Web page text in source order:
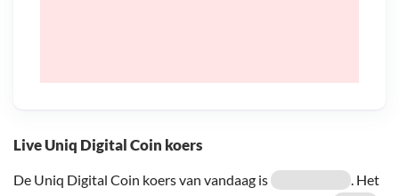
Live Uniq Digital Coin koers
De Uniq Digital Coin koers van vandaag is
. Het